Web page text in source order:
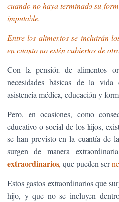
cuando no haya terminado su
imputable.
Entre los alimentos se incluirán
en cuanto no estén cubiertos de
Con la pensión de alimentos
necesidades básicas de la vida
asistencia médica, educación y
Pero, en ocasiones, como
educativo o social de los hijos,
se han previsto en la cuantía de
surgen de manera
extraordinarios, que pueden ser
Estos gastos extraordinarios que
hijo, y que no se incluyen